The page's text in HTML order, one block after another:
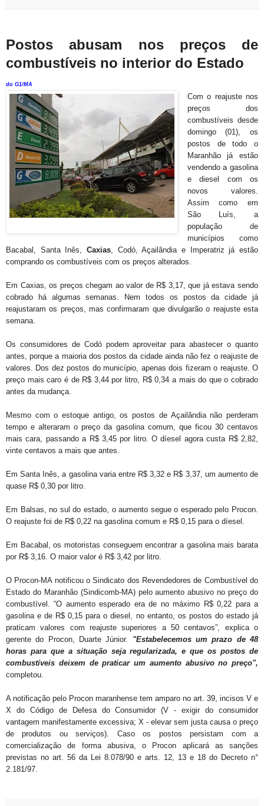
Postos abusam nos preços de
combustíveis no interior do Estado
do G1/MA
Com o reajuste nos
preços dos
combustíveis desde
domingo (01), os
postos de todo o
Maranhão já estão
vendendo a gasolina
e diesel com os
novos valores.
Assim como em
São Luís, a
população de
municípios como
Bacabal, Santa Inês, Caxias, Codó, Açailândia e Imperatriz já estão
comprando os combustíveis com os preços alterados.
Em Caxias, os preços chegam ao valor de R$ 3,17, que já estava sendo
cobrado há algumas semanas. Nem todos os postos da cidade já
reajustaram os preços, mas confirmaram que divulgarão o reajuste esta
semana.
Os consumidores de Codó podem aproveitar para abastecer o quanto
antes, porque a maioria dos postos da cidade ainda não fez o reajuste de
valores. Dos dez postos do município, apenas dois fizeram o reajuste. O
preço mais caro é de R$ 3,44 por litro, R$ 0,34 a mais do que o cobrado
antes da mudança.
Mesmo com o estoque antigo, os postos de Açailândia não perderam
tempo e alteraram o preço da gasolina comum, que ficou 30 centavos
mais cara, passando a R$ 3,45 por litro. O díesel agora custa R$ 2,82,
vinte centavos a mais que antes.
Em Santa Inês, a gasolina varia entre R$ 3,32 e R$ 3,37, um aumento de
quase R$ 0,30 por litro.
Em Balsas, no sul do estado, o aumento segue o esperado pelo Procon.
O reajuste foi de R$ 0,22 na gasolina comum e R$ 0,15 para o díesel.
Em Bacabal, os motoristas conseguem encontrar a gasolina mais barata
por R$ 3,16. O maior valor é R$ 3,42 por litro.
O Procon-MA notificou o Sindicato dos Revendedores de Combustível do
Estado do Maranhão (Sindicomb-MA) pelo aumento abusivo no preço do
combustível. “O aumento esperado era de no máximo R$ 0,22 para a
gasolina e de R$ 0,15 para o diesel, no entanto, os postos do estado já
praticam valores com reajuste superiores a 50 centavos”, explica o
gerente do Procon, Duarte Júnior. "Estabelecemos um prazo de 48
horas para que a situação seja regularizada, e que os postos de
combustíveis deixem de praticar um aumento abusivo no preço",
completou.
A notificação pelo Procon maranhense tem amparo no art. 39, incisos V e
X do Código de Defesa do Consumidor (V - exigir do consumidor
vantagem manifestamente excessiva; X - elevar sem justa causa o preço
de produtos ou serviços). Caso os postos persistam com a
comercialização de forma abusiva, o Procon aplicará as sanções
previstas no art. 56 da Lei 8.078/90 e arts. 12, 13 e 18 do Decreto n°
2.181/97.